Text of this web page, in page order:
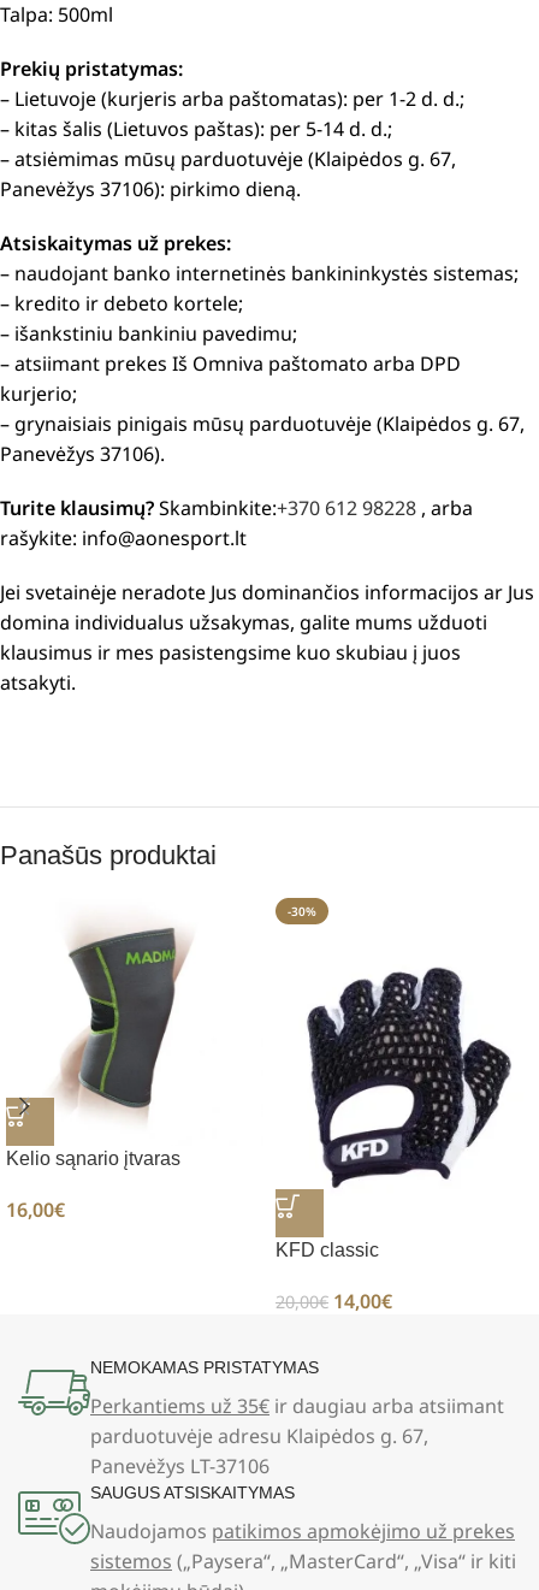
Talpa: 500ml
Prekių pristatymas:
– Lietuvoje (kurjeris arba paštomatas): per 1-2 d. d.;
– kitas šalis (Lietuvos paštas): per 5-14 d. d.;
– atsiėmimas mūsų parduotuvėje (Klaipėdos g. 67,
Panevėžys 37106): pirkimo dieną.
Atsiskaitymas už prekes:
– naudojant banko internetinės bankininkystės sistemas;
– kredito ir debeto kortele;
– išankstiniu bankiniu pavedimu;
– atsiimant prekes Iš Omniva paštomato arba DPD
kurjerio;
– grynaisiais pinigais mūsų parduotuvėje (Klaipėdos g. 67,
Panevėžys 37106).
Turite klausimų?Skambinkite:+370 612 98228 , arba
rašykite: info@aonesport.lt
Jei svetainėje neradote Jus dominančios informacijos ar Jus
domina individualus užsakymas, galite mums užduoti
klausimus ir mes pasistengsime kuo skubiau į juos
atsakyti.
Panašūs produktai
Kelio sąnario įtvaras
16,00€
-30%
KFD classic
20,00€ 14,00€
NEMOKAMAS PRISTATYMAS
Perkantiems už 35€ ir daugiau arba atsiimant
parduotuvėje adresu Klaipėdos g. 67,
Panevėžys LT-37106
SAUGUS ATSISKAITYMAS
Naudojamos patikimos apmokėjimo už prekes
sistemos („Paysera“, „MasterCard“, „Visa“ ir kiti